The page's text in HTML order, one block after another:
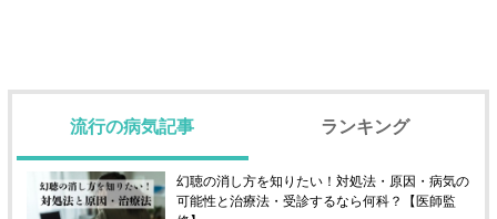
流行の病気記事 ランキング
幻聴の消し方を知りたい！対処法・原因・病気の
可能性と治療法・受診するなら何科？【医師監